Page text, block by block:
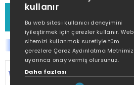
MÜŞTERİ HİZMETLERİ
(0212) 373 77 00
SİTEMİZ
KORUNMAKTADIR.
kullanır
Bu web sitesi kullanıcı deneyimini
iyileştirmek için çerezler kullanır. Web
sitemizi kullanmak suretiyle tüm
çerezlere Çerez Aydınlatma Metnimiz
uyarınca onay vermiş olursunuz.
Daha fazlası